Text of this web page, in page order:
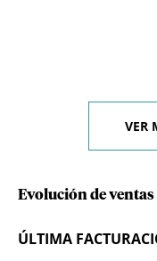
VER
Evolución de
ÚLTIMA